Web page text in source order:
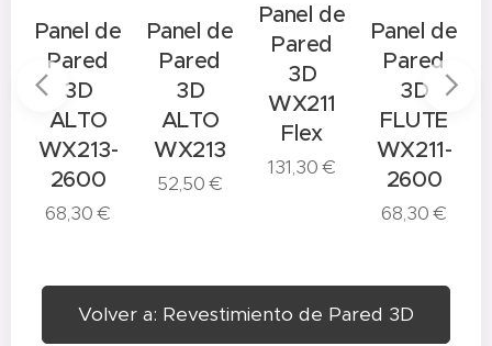
Panel de
Pared
3D
ALTO
WX213-
2600
68,30€
Panel de
Pared
3D
ALTO
WX213
52,50€
Panel de
Pared
3D
WX211
Flex
131,30€
Panel de
Pared
3D
FLUTE
WX211-
2600
68,30€
Volver a: Revestimiento de Pared 3D